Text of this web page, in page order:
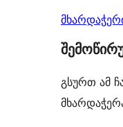
გსურთ ამ